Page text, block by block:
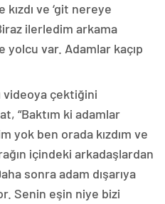
ve ‘git nereye
ilerledim arkama
yolcu var. Adamlar kaçıp
videoya çektiğini
“Baktım ki adamlar
yok ben orada kızdım ve
içindeki arkadaşlardan
sonra adam dışarıya
Senin eşin niye bizi